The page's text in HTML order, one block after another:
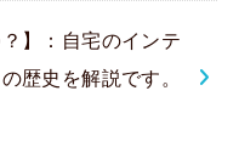
】：自宅のインテ
歴史を解説です。